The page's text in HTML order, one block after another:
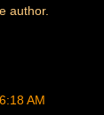
author.
AM